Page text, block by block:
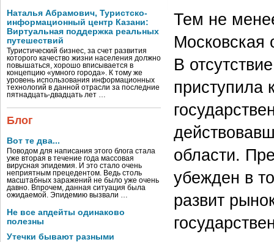
Наталья Абрамович, Туристско-
информационный центр Казани:
Виртуальная поддержка реальных
путешествий
Туристический бизнес, за счет развития
которого качество жизни населения должно
повышаться, хорошо вписывается в
концепцию «умного города». К тому же
уровень использования информационных
технологий в данной отрасли за последние
пятнадцать-двадцать лет …
Блог
Вот те два...
Поводом для написания этого блога стала
уже вторая в течение года массовая
вирусная эпидемия. И это стало очень
неприятным прецедентом. Ведь столь
масштабных заражений не было уже очень
давно. Впрочем, данная ситуация была
ожидаемой. Эпидемию вызвали …
Не все апдейты одинаково
полезны
Утечки бывают разными
Тем не
Московская
В
приступила
области.
убежден в
развит